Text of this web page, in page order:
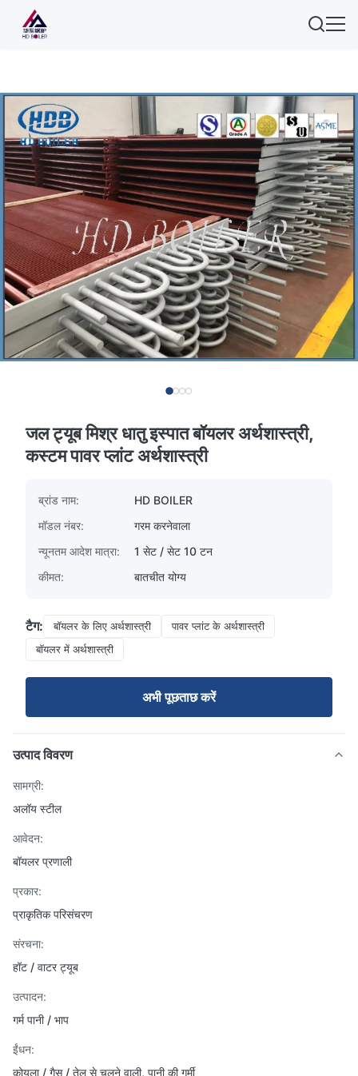
जल ट्यूब मिश्र धातु इस्पात बॉयलर अर्थशास्त्री,
कस्टम पावर प्लांट अर्थशास्त्री
ब्रांड नाम:
HD BOILER
मॉडल नंबर:
गरम करनेवाला
न्यूनतम आदेश मात्रा:
1 सेट / सेट 10 टन
कीमत:
बातचीत योग्य
टैग: बॉयलर के लिए अर्थशास्त्री
पावर प्लांट के अर्थशास्त्री
बॉयलर में अर्थशास्त्री
अभी पूछताछ करें
उत्पाद विवरण
सामग्री:
अलॉय स्टील
आवेदन:
बॉयलर प्रणाली
प्रकार:
प्राकृतिक परिसंचरण
संरचना:
हॉट / वाटर ट्यूब
उत्पादन:
गर्म पानी / भाप
ईंधन:
कोयला / गैस / तेल से चलने वाली, पानी की गर्मी